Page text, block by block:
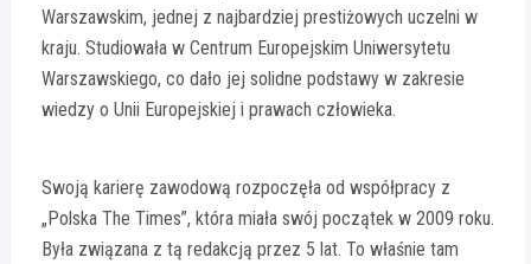
Warszawskim, jednej z najbardziej prestiżowych uczelni w
kraju. Studiowała w Centrum Europejskim Uniwersytetu
Warszawskiego, co dało jej solidne podstawy w zakresie
wiedzy o Unii Europejskiej i prawach człowieka.
Swoją karierę zawodową rozpoczęła od współpracy z
„Polska The Times”, która miała swój początek w 2009 roku.
Była związana z tą redakcją przez 5 lat. To właśnie tam